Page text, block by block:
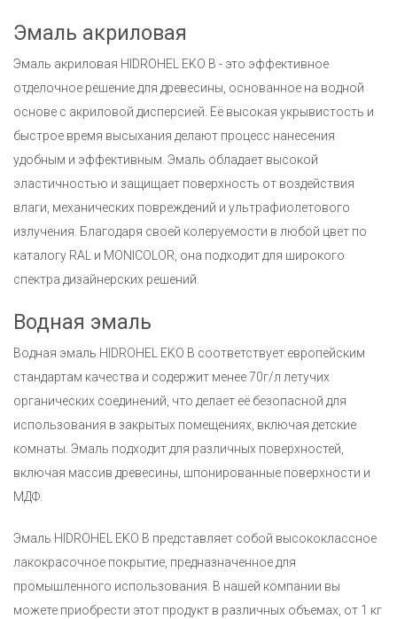
Эмаль акриловая
Эмаль акриловая HIDROHEL EKO B - это эффективное
отделочное решение для древесины, основанное на водной
основе с акриловой дисперсией. Её высокая укрывистость и
быстрое время высыхания делают процесс нанесения
удобным и эффективным. Эмаль обладает высокой
эластичностью и защищает поверхность от воздействия
влаги, механических повреждений и ультрафиолетового
излучения. Благодаря своей колеруемости в любой цвет по
каталогу RAL и MONICOLOR, она подходит для широкого
спектра дизайнерских решений.
Водная эмаль
Водная эмаль HIDROHEL EKO B соответствует европейским
стандартам качества и содержит менее 70г/л летучих
органических соединений, что делает её безопасной для
использования в закрытых помещениях, включая детские
комнаты. Эмаль подходит для различных поверхностей,
включая массив древесины, шпонированные поверхности и
МДФ.
Эмаль HIDROHEL EKO B представляет собой высококлассное
лакокрасочное покрытие, предназначенное для
промышленного использования. В нашей компании вы
можете приобрести этот продукт в различных объемах, от 1 кг